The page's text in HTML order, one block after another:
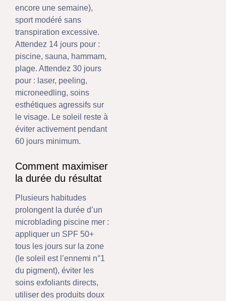
encore une semaine),
sport modéré sans
transpiration excessive.
Attendez 14 jours pour :
piscine, sauna, hammam,
plage. Attendez 30 jours
pour : laser, peeling,
microneedling, soins
esthétiques agressifs sur
le visage. Le soleil reste à
éviter activement pendant
60 jours minimum.
Comment maximiser
la durée du résultat
Plusieurs habitudes
prolongent la durée d’un
microblading piscine mer :
appliquer un SPF 50+
tous les jours sur la zone
(le soleil est l’ennemi n°1
du pigment), éviter les
soins exfoliants directs,
utiliser des produits doux